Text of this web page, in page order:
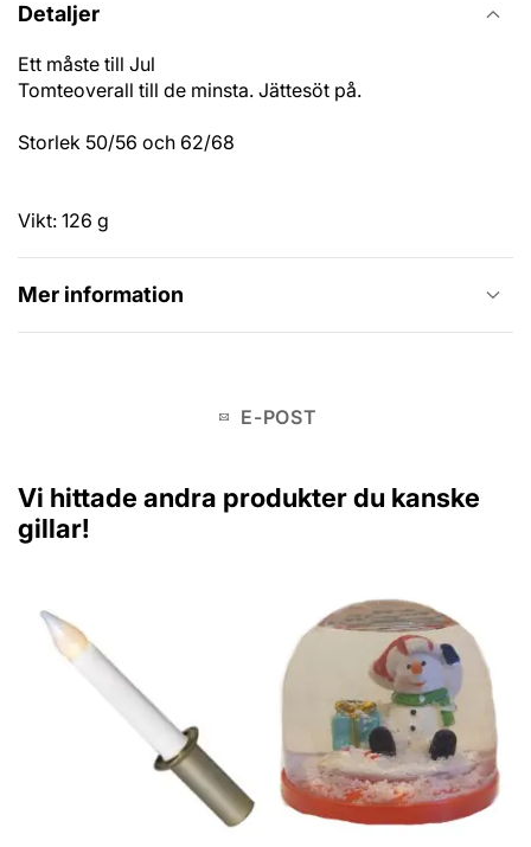
Detaljer
Ett måste till Jul
Tomteoverall till de minsta. Jättesöt på.
Storlek 50/56 och 62/68
Vikt: 126 g
Mer information
E-POST
Vi hittade andra produkter du kanske
gillar!